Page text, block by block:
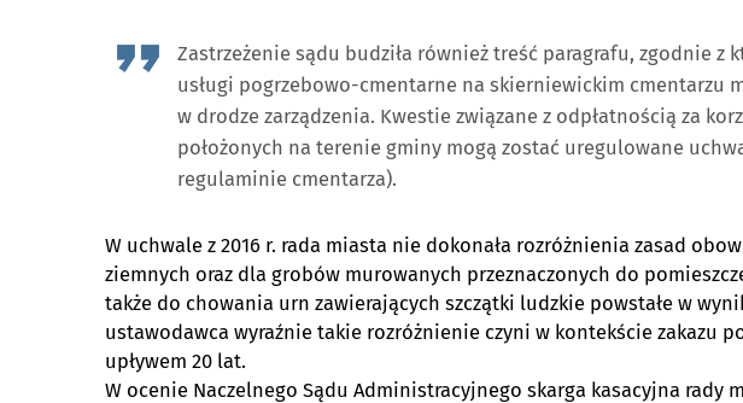
Zastrzeżenie sądu budziła również treść paragrafu, zgodnie z
usługi pogrzebowo-cmentarne na skierniewickim cmentarzu
w drodze zarządzenia. Kwestie związane z odpłatnością za
położonych na terenie gminy mogą zostać uregulowane
regulaminie cmentarza).
W uchwale z 2016 r. rada miasta nie dokonała rozróżnienia zasad
ziemnych oraz dla grobów murowanych przeznaczonych do
także do chowania urn zawierających szczątki ludzkie powstałe w
ustawodawca wyraźnie takie rozróżnienie czyni w kontekście zakazu
upływem 20 lat.
W ocenie Naczelnego Sądu Administracyjnego skarga kasacyjna rady